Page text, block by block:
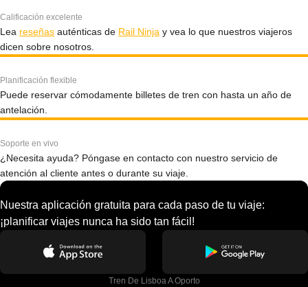
Calificación excelente
Lea reseñas auténticas de Rail Ninja y vea lo que nuestros viajeros
dicen sobre nosotros.
Planificación flexible
Puede reservar cómodamente billetes de tren con hasta un año de
antelación.
Soporte en vivo
¿Necesita ayuda? Póngase en contacto con nuestro servicio de
atención al cliente antes o durante su viaje.
Nuestra aplicación gratuita para cada paso de tu viaje:
¡planificar viajes nunca ha sido tan fácil!
Tren De Lisboa A Oporto